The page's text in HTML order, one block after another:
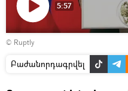
Դիտել
տեսանյութը
5:57
© Ruptly
Բաժանորդագրվել